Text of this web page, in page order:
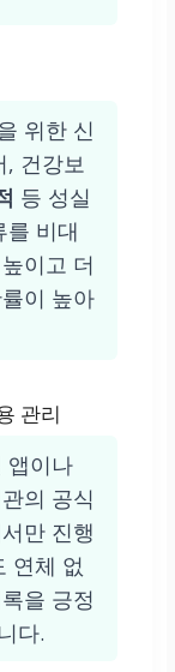
위한 신
, 건강보
등 성실
를 비대
이고 더
이 높아
관리
앱이나
의 공식
만 진행
연체 없
을 긍정
다.